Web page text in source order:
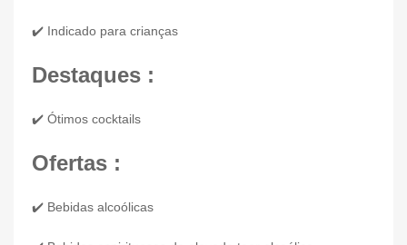
✔️ Indicado para crianças
Destaques :
✔️ Ótimos cocktails
Ofertas :
✔️ Bebidas alcoólicas